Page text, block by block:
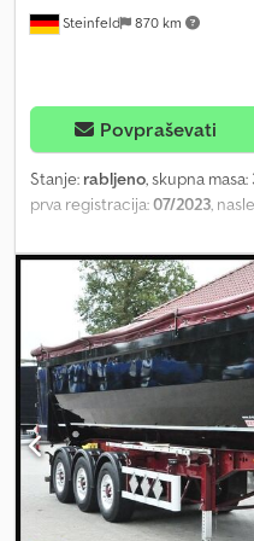
or mistakes. Subject to prior
Steinfeld 870 km
Povpraševati
Stanje: rabljeno, skupna masa:
prva registracija:07/2023,
mm, višina nakladalnega
tovornega prostora:53 m³,
3.800 mm, Oprema:ABS,
Roll tarp Front platform
storage boxes Aluminum rims
suspension EBS electronic
Mudflaps Tyres Axle Position
Left 385/65R22.5 Advance
Advance Aluminum 14.0 mm 2
14.0 mm 2 Right 385/65R22.5
385/65R22.5 Bison Aluminum
Aluminum 9.0 mm Export